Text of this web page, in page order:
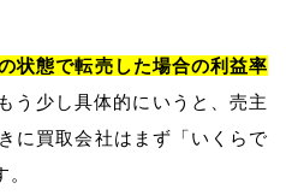
状態で転売した場合の利益率
もう少し具体的にいうと、売主
に買取会社はまず「いくらで